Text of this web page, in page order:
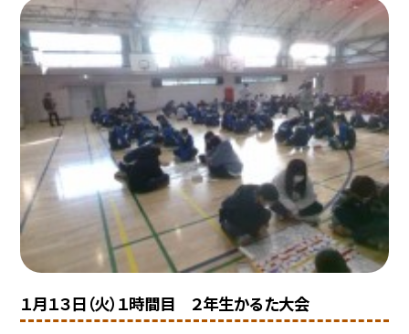
１月１３日（火）１時間目 ２年生かるた大会